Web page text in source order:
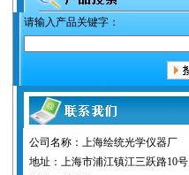
请输入产品关键字：
公司名称：上海绘统光学仪器厂
地址：上海市浦江镇江三跃路10号